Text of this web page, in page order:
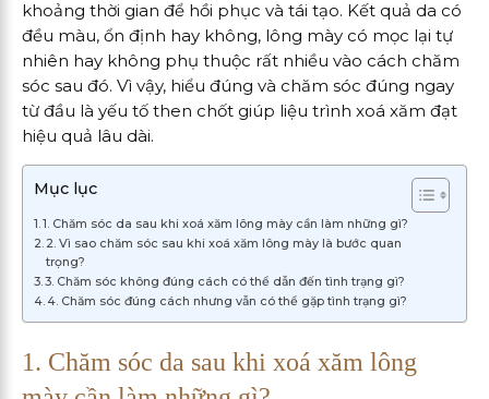
khoảng thời gian để hồi phục và tái tạo. Kết quả da có
đều màu, ổn định hay không, lông mày có mọc lại tự
nhiên hay không phụ thuộc rất nhiều vào cách chăm
sóc sau đó. Vì vậy, hiểu đúng và chăm sóc đúng ngay
từ đầu là yếu tố then chốt giúp liệu trình xoá xăm đạt
hiệu quả lâu dài.
Mục lục
1. Chăm sóc da sau khi xoá xăm lông mày cần làm những gì?
2. Vì sao chăm sóc sau khi xoá xăm lông mày là bước quan
trọng?
3. Chăm sóc không đúng cách có thể dẫn đến tình trạng gì?
4. Chăm sóc đúng cách nhưng vẫn có thể gặp tình trạng gì?
1. Chăm sóc da sau khi xoá xăm lông